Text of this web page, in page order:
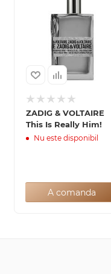
ZADIG & VOLTAIRE
This Is Really Him!
Nu este disponibil
A comanda